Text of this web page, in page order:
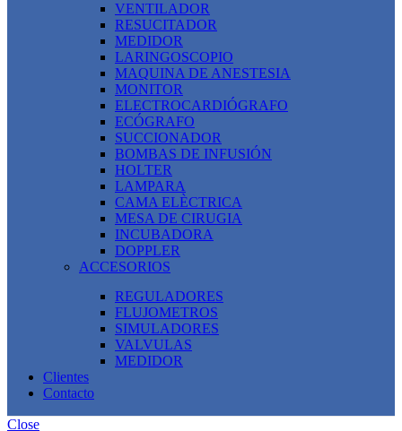
VENTILADOR
RESUCITADOR
MEDIDOR
LARINGOSCOPIO
MAQUINA DE ANESTESIA
MONITOR
ELECTROCARDIÓGRAFO
ECÓGRAFO
SUCCIONADOR
BOMBAS DE INFUSIÓN
HOLTER
LAMPARA
CAMA ELÈCTRICA
MESA DE CIRUGIA
INCUBADORA
DOPPLER
ACCESORIOS
REGULADORES
FLUJOMETROS
SIMULADORES
VALVULAS
MEDIDOR
Clientes
Contacto
Close